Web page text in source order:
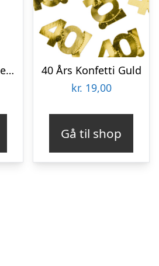
Premium Mini Latexballoner Chocolate Brown
40 Års Konfetti Guld
kr. 19,00
Gå til shop